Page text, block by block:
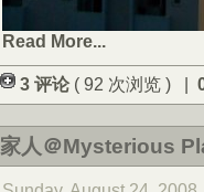
Read More...
3 评论 ( 92 次浏览 ) |
家人＠Mysterious